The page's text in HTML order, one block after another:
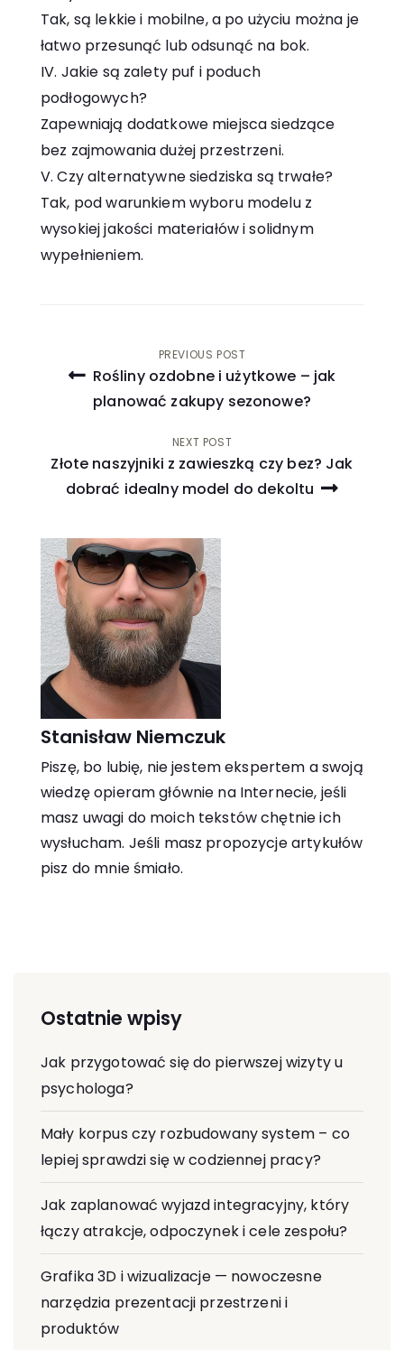
Tak, są lekkie i mobilne, a po użyciu można je
łatwo przesunąć lub odsunąć na bok.
Jakie są zalety puf i poduch
podłogowych?
Zapewniają dodatkowe miejsca siedzące
bez zajmowania dużej przestrzeni.
Czy alternatywne siedziska są trwałe?
Tak, pod warunkiem wyboru modelu z
wysokiej jakości materiałów i solidnym
wypełnieniem.
Nawigacja
wpisu
PREVIOUS POST
Rośliny ozdobne i użytkowe – jak
planować zakupy sezonowe?
NEXT POST
Złote naszyjniki z zawieszką czy bez? Jak
dobrać idealny model do dekoltu
Stanisław Niemczuk
Piszę, bo lubię, nie jestem ekspertem a swoją
wiedzę opieram głównie na Internecie, jeśli
masz uwagi do moich tekstów chętnie ich
wysłucham. Jeśli masz propozycje artykułów
pisz do mnie śmiało.
Ostatnie wpisy
Jak przygotować się do pierwszej wizyty u
psychologa?
Mały korpus czy rozbudowany system – co
lepiej sprawdzi się w codziennej pracy?
Jak zaplanować wyjazd integracyjny, który
łączy atrakcje, odpoczynek i cele zespołu?
Grafika 3D i wizualizacje — nowoczesne
narzędzia prezentacji przestrzeni i
produktów